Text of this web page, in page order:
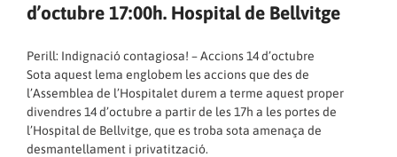
d’octubre 17:00h. Hospital de Bellvitge
Perill: Indignació contagiosa! – Accions 14 d’octubre
Sota aquest lema englobem les accions que des de
l’Assemblea de l’Hospitalet durem a terme aquest proper
divendres 14 d’octubre a partir de les 17h a les portes de
l’Hospital de Bellvitge, que es troba sota amenaça de
desmantellament i privatització.